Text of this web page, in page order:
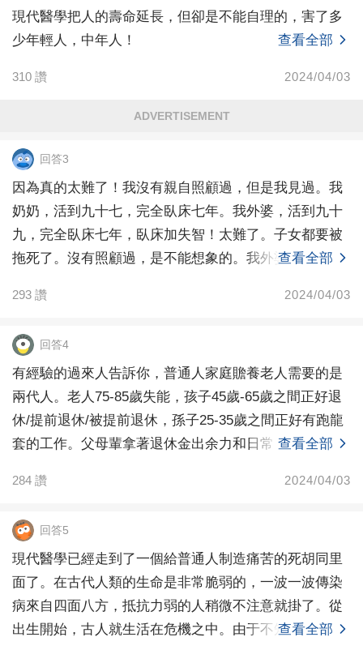
現代醫學把人的壽命延長，但卻是不能自理的，害了多
少年輕人，中年人！
查看全部
310 讚 2024/04/03
ADVERTISEMENT
回答3
因為真的太難了！我沒有親自照顧過，但是我見過。我
奶奶，活到九十七，完全臥床七年。我外婆，活到九十
九，完全臥床七年，臥床加失智！太難了。子女都要被
拖死了。沒有照顧過，是不能想象的。我外婆生我舅舅
查看全部
293 讚 2024/04/03
回答4
有經驗的過來人告訴你，普通人家庭贍養老人需要的是
兩代人。老人75-85歲失能，孩子45歲-65歲之間正好退
休/提前退休/被提前退休，孫子25-35歲之間正好有跑龍
套的工作。父母輩拿著退休金出余力和日常 查看全部
284 讚 2024/04/03
回答5
現代醫學已經走到了一個給普通人制造痛苦的死胡同里
面了。在古代人類的生命是非常脆弱的，一波一波傳染
病來自四面八方，抵抗力弱的人稍微不注意就掛了。從
出生開始，古人就生活在危機之中。由于不知道需要燒
查看全部